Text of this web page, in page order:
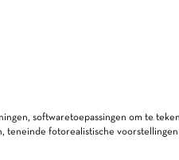
softwaretoepassingen om te
fotorealistische